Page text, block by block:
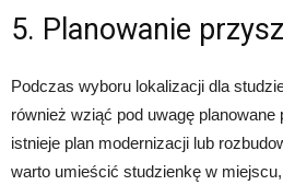
5. Planowanie
Podczas wyboru lokalizacji dla
również wziąć pod uwagę planowane
istnieje plan modernizacji lub
warto umieścić studzienkę w miejscu,